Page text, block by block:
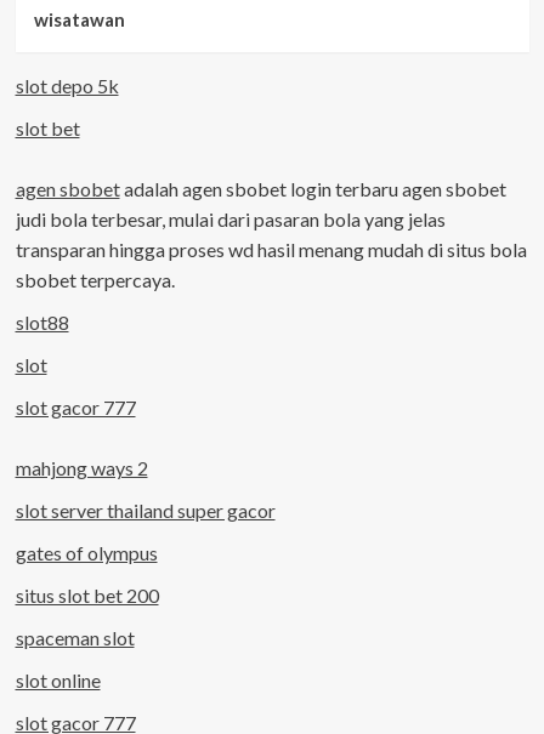
wisatawan
slot depo 5k
slot bet
agen sbobetadalah agen sbobet login terbaru agen sbobet
judi bola terbesar, mulai dari pasaran bola yang jelas
transparan hingga proses wd hasil menang mudah di situs bola
sbobet terpercaya.
slot88
slot
slot gacor 777
mahjong ways 2
slot server thailand super gacor
gates of olympus
situs slot bet 200
spaceman slot
slot online
slot gacor 777